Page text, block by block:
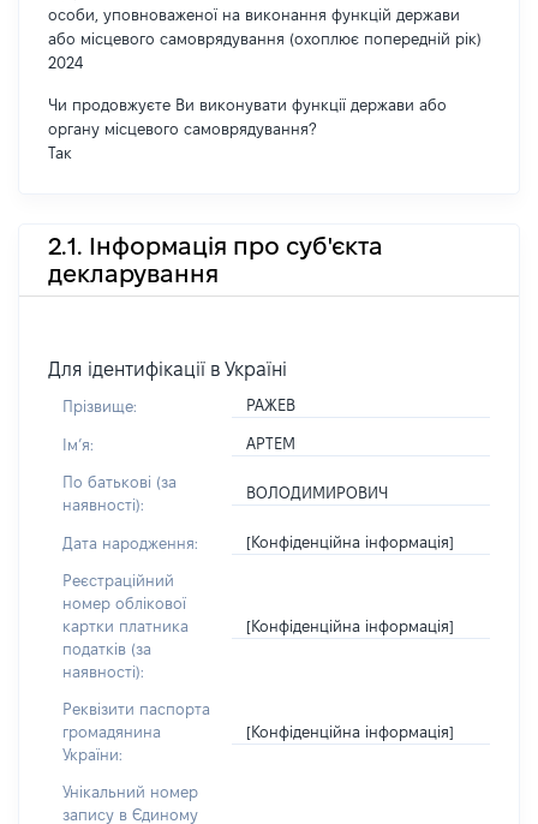
особи, уповноваженої на виконання функцій держави
або місцевого самоврядування (охоплює попередній рік)
2024
Чи продовжуєте Ви виконувати функції держави або
органу місцевого самоврядування?
Так
2.1. Інформація про суб'єкта
декларування
Для ідентифікації в Україні
Прізвище: РАЖЕВ
Імʼя: АРТЕМ
По батькові (за
наявності):
ВОЛОДИМИРОВИЧ
Дата народження: [Конфіденційна інформація]
Реєстраційний
номер облікової
картки платника
податків (за
наявності):
[Конфіденційна інформація]
Реквізити паспорта
громадянина
України:
[Конфіденційна інформація]
Унікальний номер
запису в Єдиному